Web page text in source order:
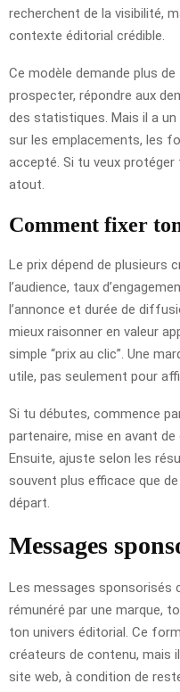
recherchent de la visibilité,
contexte éditorial crédible.
Ce modèle demande plus
prospecter, répondre aux
des statistiques. Mais il a
sur les emplacements, les
accepté. Si tu veux protéger
atout.
Comment fixer
Le prix dépend de plusieurs
l’audience, taux
l’annonce et durée de
mieux raisonner en valeur
simple “prix au clic”. Une
utile, pas seulement pour
Si tu débutes, commence
partenaire, mise en avant
Ensuite, ajuste selon les
souvent plus efficace que
départ.
Messages
Les messages sponsorisés
rémunéré par une marque,
ton univers éditorial. Ce
créateurs de contenu, mais
site web, à condition de